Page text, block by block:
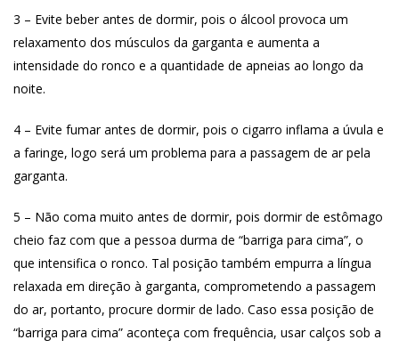
3 – Evite beber antes de dormir, pois o álcool provoca um
relaxamento dos músculos da garganta e aumenta a
intensidade do ronco e a quantidade de apneias ao longo da
noite.
4 – Evite fumar antes de dormir, pois o cigarro inflama a úvula e
a faringe, logo será um problema para a passagem de ar pela
garganta.
5 – Não coma muito antes de dormir, pois dormir de estômago
cheio faz com que a pessoa durma de “barriga para cima”, o
que intensifica o ronco. Tal posição também empurra a língua
relaxada em direção à garganta, comprometendo a passagem
do ar, portanto, procure dormir de lado. Caso essa posição de
“barriga para cima” aconteça com frequência, usar calços sob a